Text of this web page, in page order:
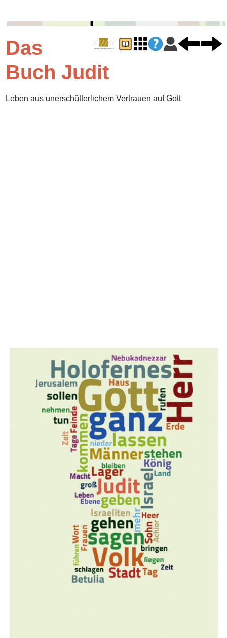
Das
Buch Judit
Leben aus unerschütterlichem Vertrauen auf Gott